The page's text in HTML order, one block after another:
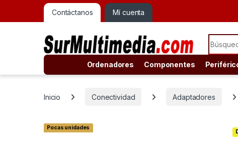
Contáctanos Mí cuenta
Search
Ordenadores Componentes
Inicio Conectividad Adaptadores
Pocas unidades